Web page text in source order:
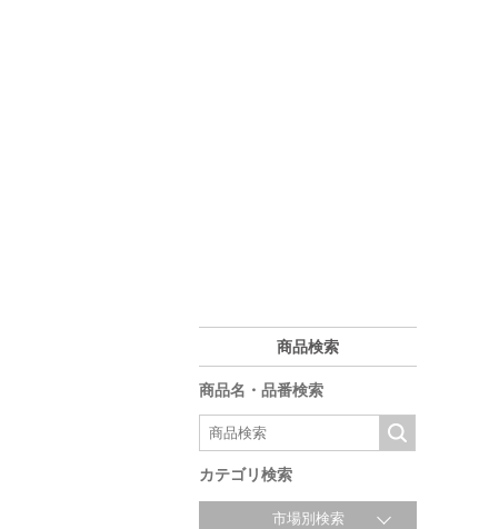
商品検索
商品名・品番検索
カテゴリ検索
市場別検索